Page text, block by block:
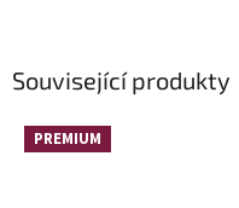
Související produkty
PREMIUM